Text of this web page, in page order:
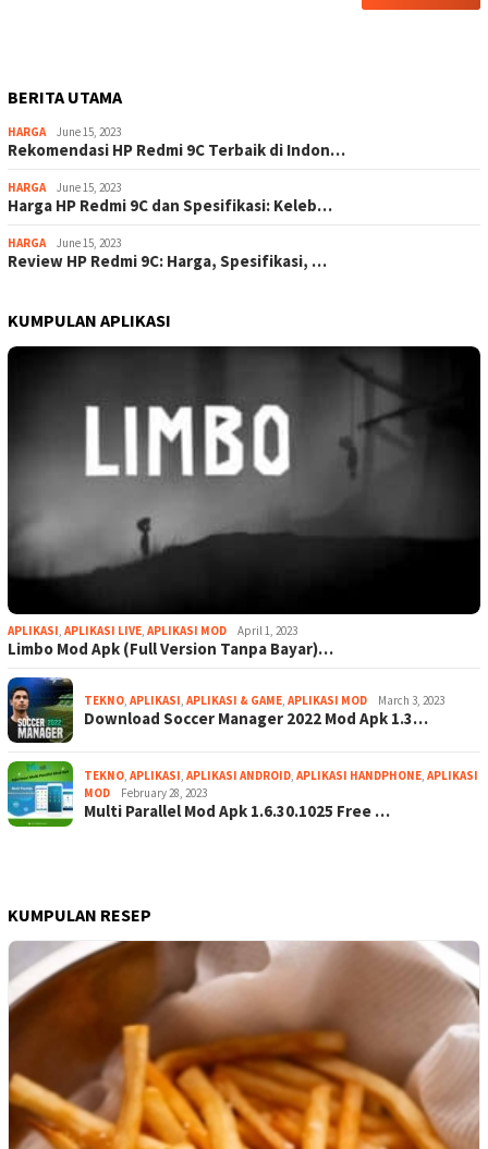
BERITA UTAMA
HARGA June 15, 2023
Rekomendasi HP Redmi 9C Terbaik di Indon…
HARGA June 15, 2023
Harga HP Redmi 9C dan Spesifikasi: Keleb…
HARGA June 15, 2023
Review HP Redmi 9C: Harga, Spesifikasi, …
KUMPULAN APLIKASI
APLIKASI, APLIKASI LIVE, APLIKASI MOD April 1, 2023
Limbo Mod Apk (Full Version Tanpa Bayar)…
TEKNO, APLIKASI, APLIKASI & GAME, APLIKASI MOD March 3, 2023
Download Soccer Manager 2022 Mod Apk 1.3…
TEKNO, APLIKASI, APLIKASI ANDROID, APLIKASI HANDPHONE, APLIKASI
MOD
February 28, 2023
Multi Parallel Mod Apk 1.6.30.1025 Free …
KUMPULAN RESEP